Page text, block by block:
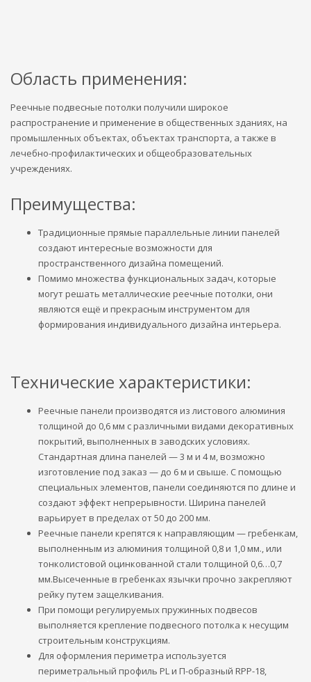
Область применения:
Реечные подвесные потолки получили широкое
распространение и применение в общественных зданиях, на
промышленных объектах, объектах транспорта, а также в
лечебно-профилактических и общеобразовательных
учреждениях.
Преимущества:
Традиционные прямые параллельные линии панелей
создают интересные возможности для
пространственного дизайна помещений.
Помимо множества функциональных задач, которые
могут решать металлические реечные потолки, они
являются ещё и прекрасным инструментом для
формирования индивидуального дизайна интерьера.
Технические характеристики:
Реечные панели производятся из листового алюминия
толщиной до 0,6 мм с различными видами декоративных
покрытий, выполненных в заводских условиях.
Стандартная длина панелей — 3 м и 4 м, возможно
изготовление под заказ — до 6 м и свыше. С помощью
специальных элементов, панели соединяются по длине и
создают эффект непрерывности. Ширина панелей
варьирует в пределах от 50 до 200 мм.
Реечные панели крепятся к направляющим — гребенкам,
выполненным из алюминия толщиной 0,8 и 1,0 мм., или
тонколистовой оцинкованной стали толщиной 0,6…0,7
мм.Высеченные в гребенках язычки прочно закрепляют
рейку путем защелкивания.
При помощи регулируемых пружинных подвесов
выполняется крепление подвесного потолка к несущим
строительным конструкциям.
Для оформления периметра используется
периметральный профиль PL и П-образный RPP-18,